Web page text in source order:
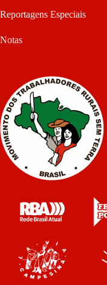
Reportagens Especiais
Notas